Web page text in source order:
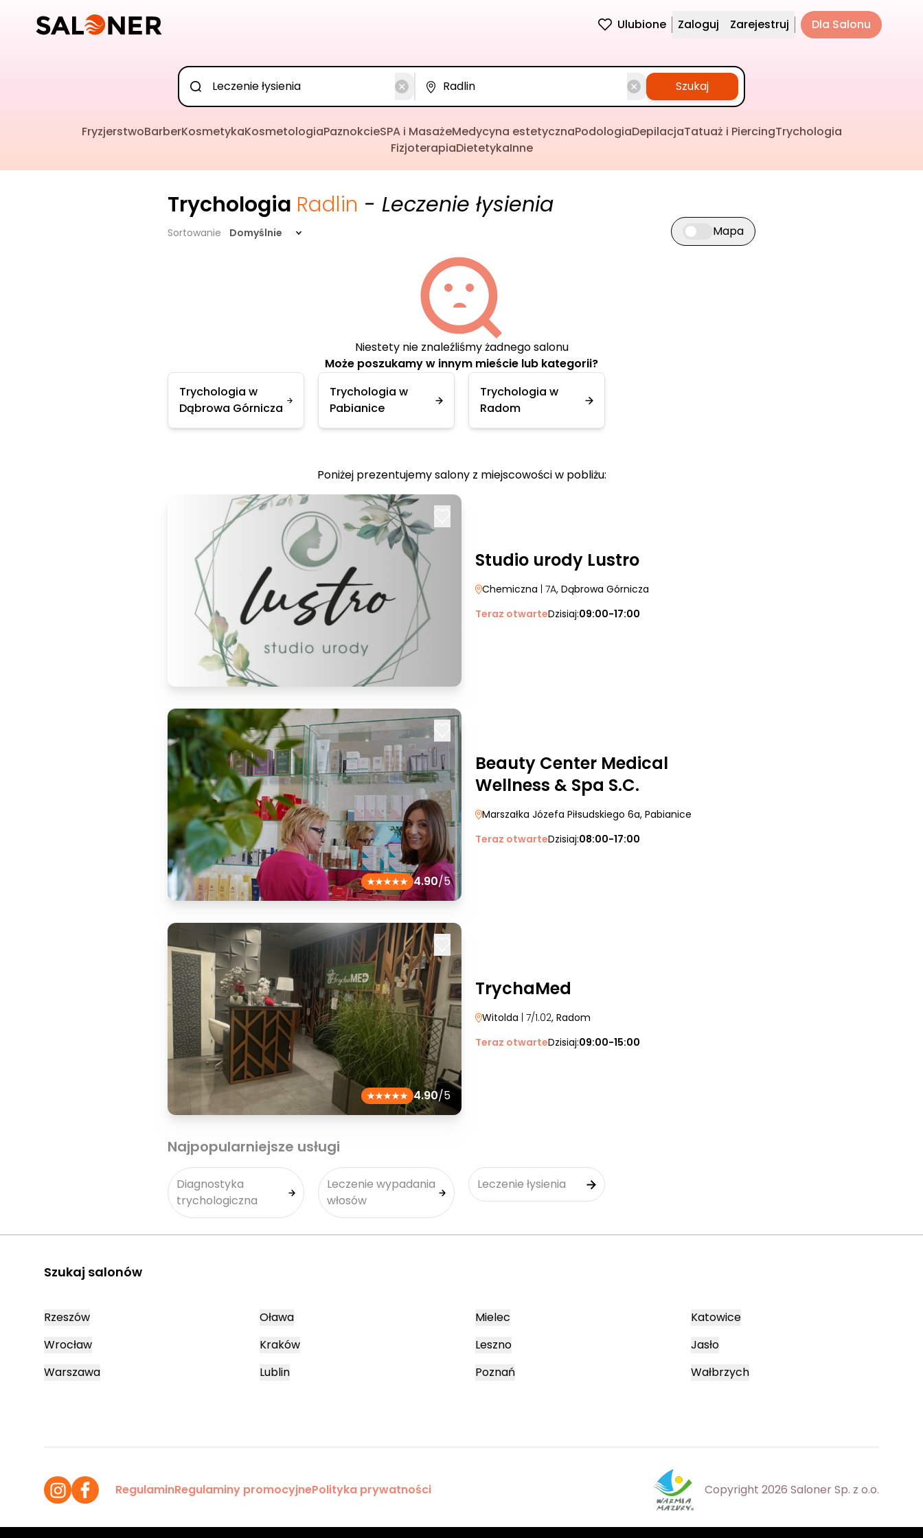
Ulubione Zaloguj Zarejestruj Dla Salonu
Szukaj
FryzjerstwoBarberKosmetykaKosmetologiaPaznokcieSPA i MasażeMedycyna estetycznaPodologiaDepilacjaTatuaż i PiercingTrychologia
FizjoterapiaDietetykaInne
Trychologia Radlin - Leczenie łysienia
Sortowanie Domyślnie Przełącz widok mapy
Mapa
Niestety nie znaleźliśmy żadnego salonu
Może poszukamy w innym mieście lub kategorii?
Trychologia w
Dąbrowa Górnicza
Trychologia w
Pabianice
Trychologia w
Radom
Poniżej prezentujemy salony z miejscowości w pobliżu:
Studio urody Lustro
Chemiczna | 7A, Dąbrowa Górnicza
Teraz otwarteDzisiaj:09:00-17:00
4.90/5
Beauty Center Medical
Wellness & Spa S.C.
Marszałka Józefa Piłsudskiego 6a, Pabianice
Teraz otwarteDzisiaj:08:00-17:00
4.90/5
TrychaMed
Witolda | 7/1.02, Radom
Teraz otwarteDzisiaj:09:00-15:00
Najpopularniejsze usługi
Diagnostyka
trychologiczna
Leczenie wypadania
włosów
Leczenie łysienia
Szukaj salonów
Rzeszów
Wrocław
Warszawa
Oława
Kraków
Lublin
Mielec
Leszno
Poznań
Katowice
Jasło
Wałbrzych
RegulaminRegulaminy promocyjnePolityka prywatności Copyright 2026 Saloner Sp. z o.o.